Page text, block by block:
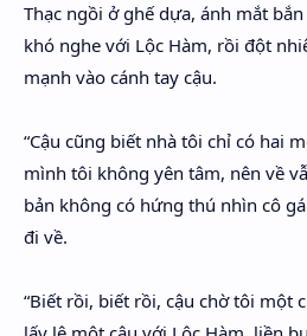
Thạc ngồi ở ghế dựa, ánh mắt
khó nghe với Lộc Hàm, rồi đột
mạnh vào cánh tay cậu.
“Cậu cũng biết nhà tôi chỉ có hai
mình tôi không yên tâm, nên về
bản không có hứng thú nhìn cô
đi về.
“Biết rồi, biết rồi, cậu chờ tôi một